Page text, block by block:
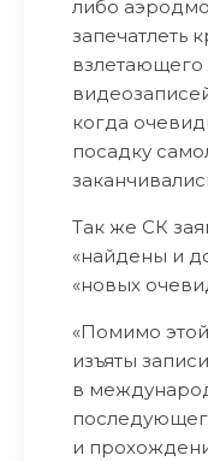
либо
запечатлеть
когда
посадку
Так же СК
«найдены и
«новых
«Помимо
изъяты
в
и